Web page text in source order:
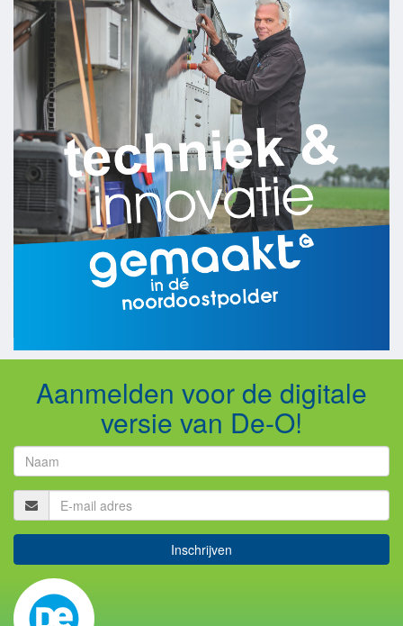
Aanmelden voor de digitale
versie van De-O!
Inschrijven